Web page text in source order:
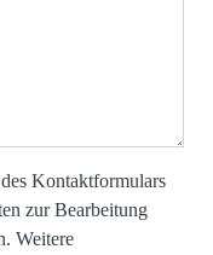
Kontaktformulars
zur Bearbeitung
Weitere